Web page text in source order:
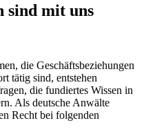
sind mit uns
die Geschäftsbeziehungen
tätig sind, entstehen
die fundiertes Wissen in
Als deutsche Anwälte
Recht bei folgenden